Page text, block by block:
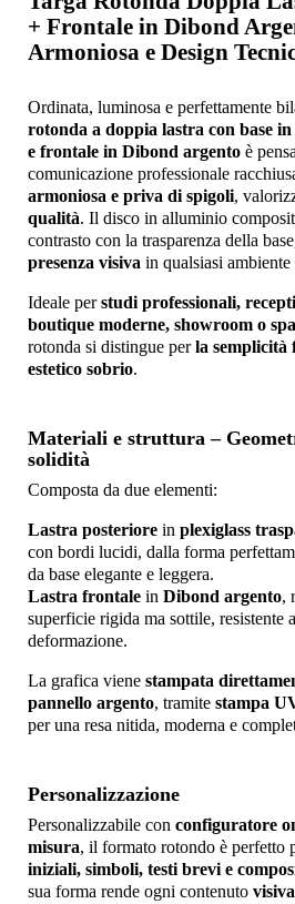
+ Frontale in Dibond
Armoniosa e Design
Ordinata, luminosa e perfettamente
rotonda a doppia lastra con base
e frontale in Dibond argento è
comunicazione professionale
armoniosa e priva di spigoli,
qualità. Il disco in alluminio
contrasto con la trasparenza della
presenza visiva in qualsiasi
Ideale perstudi professionali,
boutique moderne, showroom o
rotonda si distingue perla semplicità
estetico sobrio.
Materiali e struttura –
solidità
Composta da due elementi:
Lastra posteriore in plexiglass
con bordi lucidi, dalla forma
da base elegante e leggera.
Lastra frontale in Dibond argento,
superficie rigida ma sottile, resistente
deformazione.
La grafica viene stampata
pannello argento, tramite stampa
per una resa nitida, moderna e
Personalizzazione
Personalizzabile con configuratore
misura, il formato rotondo è perfetto
iniziali, simboli, testi brevi e
sua forma rende ogni contenuto